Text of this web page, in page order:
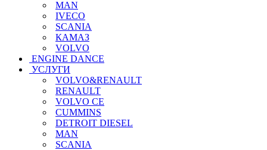
MAN
IVECO
SCANIA
КАМАЗ
VOLVO
ENGINE DANCE
УСЛУГИ
VOLVO&RENAULT
RENAULT
VOLVO CE
CUMMINS
DETROIT DIESEL
MAN
SCANIA